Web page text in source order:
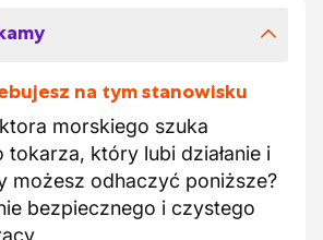
na tym stanowisku
morskiego szuka
tokarza, który lubi działanie i
możesz odhaczyć poniższe?
bezpiecznego i czystego